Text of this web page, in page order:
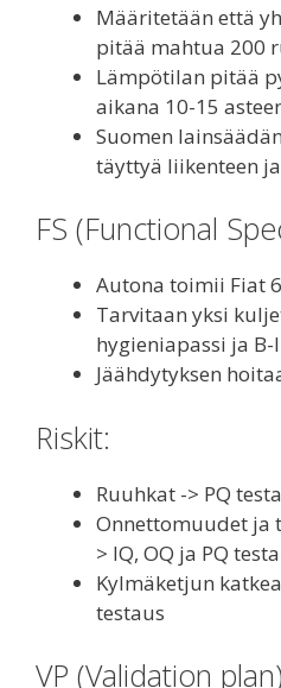
Määritetään että
pitää mahtua 200
Lämpötilan pitää
aikana 10-15
Suomen
täyttyä liikenteen
FS (Functional
Autona toimii Fiat
Tarvitaan yksi
hygieniapassi ja
Jäähdytyksen
Riskit:
Ruuhkat -> PQ
Onnettomuudet ja
> IQ, OQ ja PQ
Kylmäketjun
testaus
VP (Validation plan)